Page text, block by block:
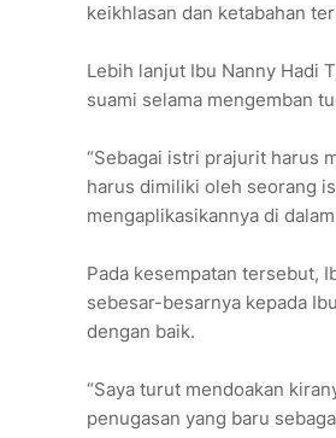
keikhlasan dan ketabahan
Lebih lanjut Ibu Nanny Hadi
suami selama mengemban
“Sebagai istri prajurit harus
harus dimiliki oleh seorang
mengaplikasikannya di
Pada kesempatan tersebut,
sebesar-besarnya kepada
dengan baik.
“Saya turut mendoakan
penugasan yang baru